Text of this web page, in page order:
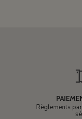
Règlements